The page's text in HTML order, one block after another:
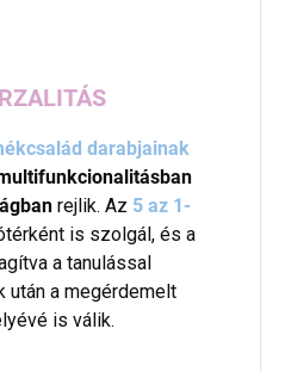
darabjainak
rejlik. Az 5 az 1-
is szolgál, és a
a tanulással
után a megérdemelt
is válik.